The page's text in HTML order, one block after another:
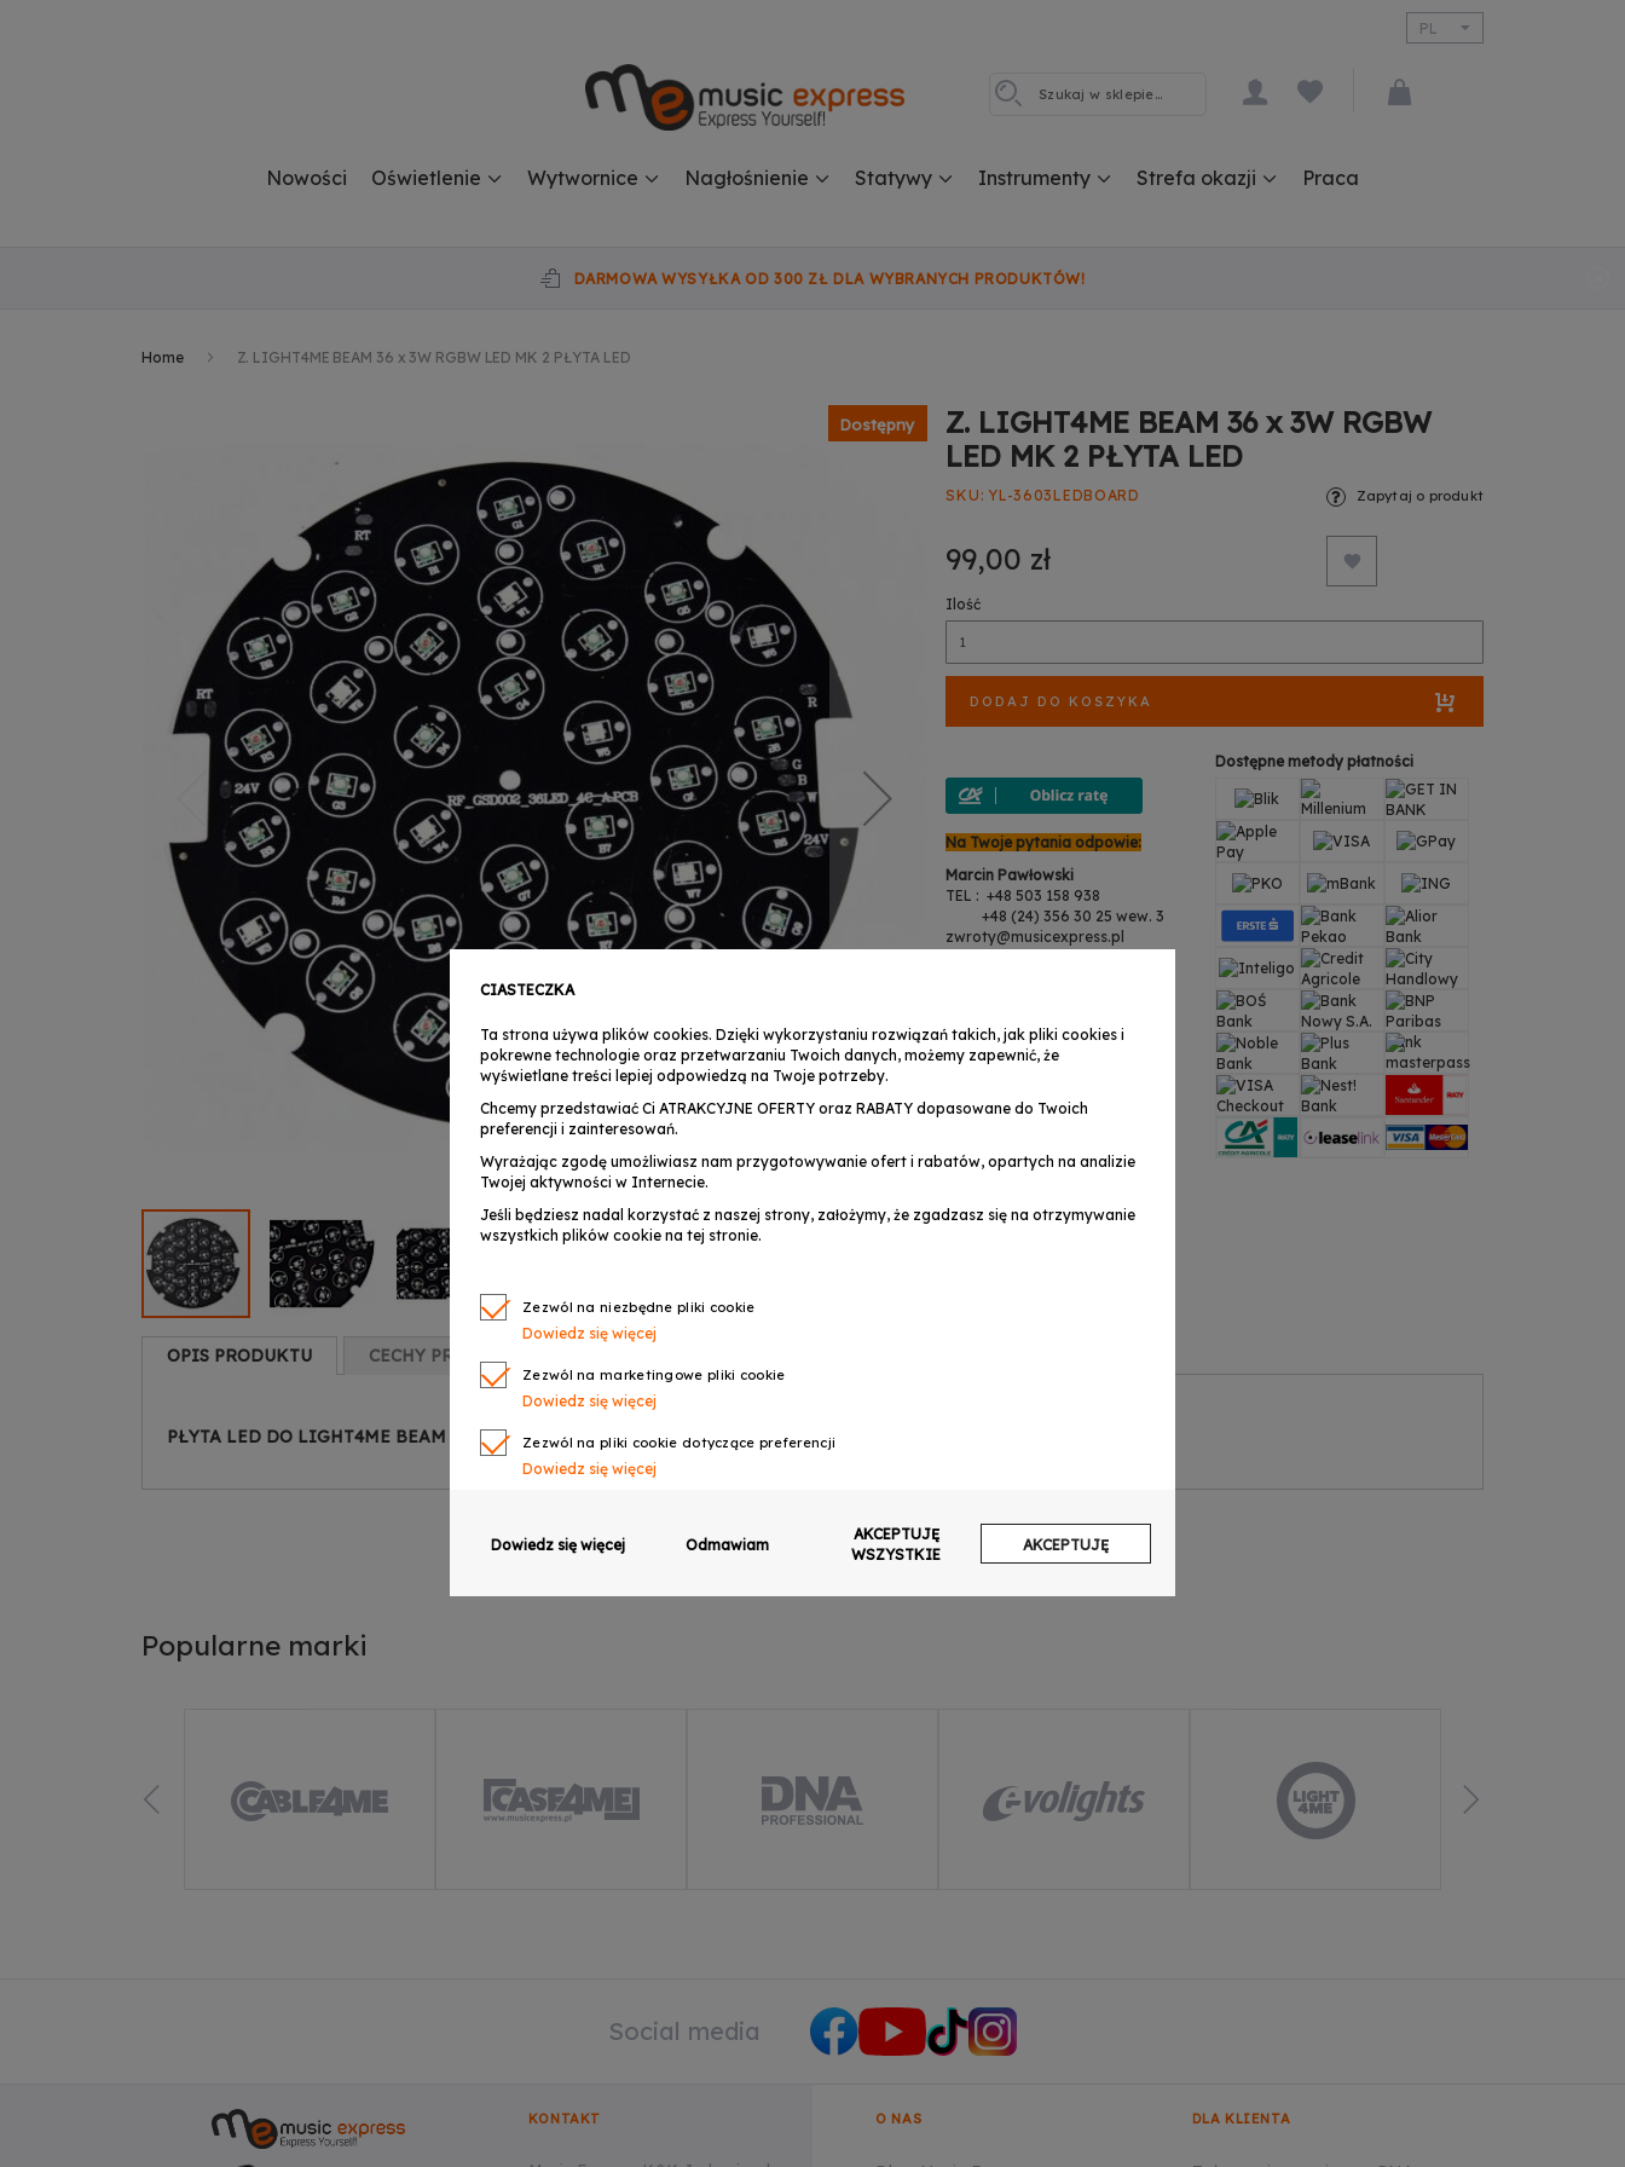
PL
Nowości Oświetlenie Wytwornice Nagłośnienie Statywy Instrumenty Strefa okazji Praca
DARMOWA WYSYŁKA OD 300 ZŁ DLA WYBRANYCH PRODUKTÓW!
Home Z. LIGHT4ME BEAM 36 x 3W RGBW LED MK 2 PŁYTA LED
Dostępny
Z. LIGHT4ME BEAM 36 x 3W RGBW
LED MK 2 PŁYTA LED
SKU YL-3603LEDBOARD
99,00 zł
Zapytaj o produkt
Ilość
DODAJ DO KOSZYKA
Na Twoje pytania odpowie:
Marcin Pawłowski
TEL : +48 503 158 938
+48 (24) 356 30 25 wew. 3
zwroty@musicexpress.pl
serwis@musicexpress.pl
Dostępne metody płatności
OPIS PRODUKTU
PŁYTA LED DO LIGHT4ME BEAM 36 x 3W RGBW LEDMK 2
CECHY PRODUKTU
Popularne marki
Social media
KONTAKT O NAS DLA KLIENTA
CIASTECZKA
Ta strona używa plików cookies. Dzięki wykorzystaniu rozwiązań takich, jak pliki cookies i
pokrewne technologie oraz przetwarzaniu Twoich danych, możemy zapewnić, że
wyświetlane treści lepiej odpowiedzą na Twoje potrzeby.
Chcemy przedstawiać Ci ATRAKCYJNE OFERTY oraz RABATY dopasowane do Twoich
preferencji i zainteresowań.
Wyrażając zgodę umożliwiasz nam przygotowywanie ofert i rabatów, opartych na analizie
Twojej aktywności w Internecie.
Jeśli będziesz nadal korzystać z naszej strony, założymy, że zgadzasz się na otrzymywanie
wszystkich plików cookie na tej stronie.
Zezwól na niezbędne pliki cookie
Dowiedz się więcej
Zezwól na marketingowe pliki cookie
Dowiedz się więcej
Zezwól na pliki cookie dotyczące preferencji
Dowiedz się więcej
Dowiedz się więcej
Dowiedz się więcej Odmawiam
AKCEPTUJĘ
WSZYSTKIE
AKCEPTUJĘ